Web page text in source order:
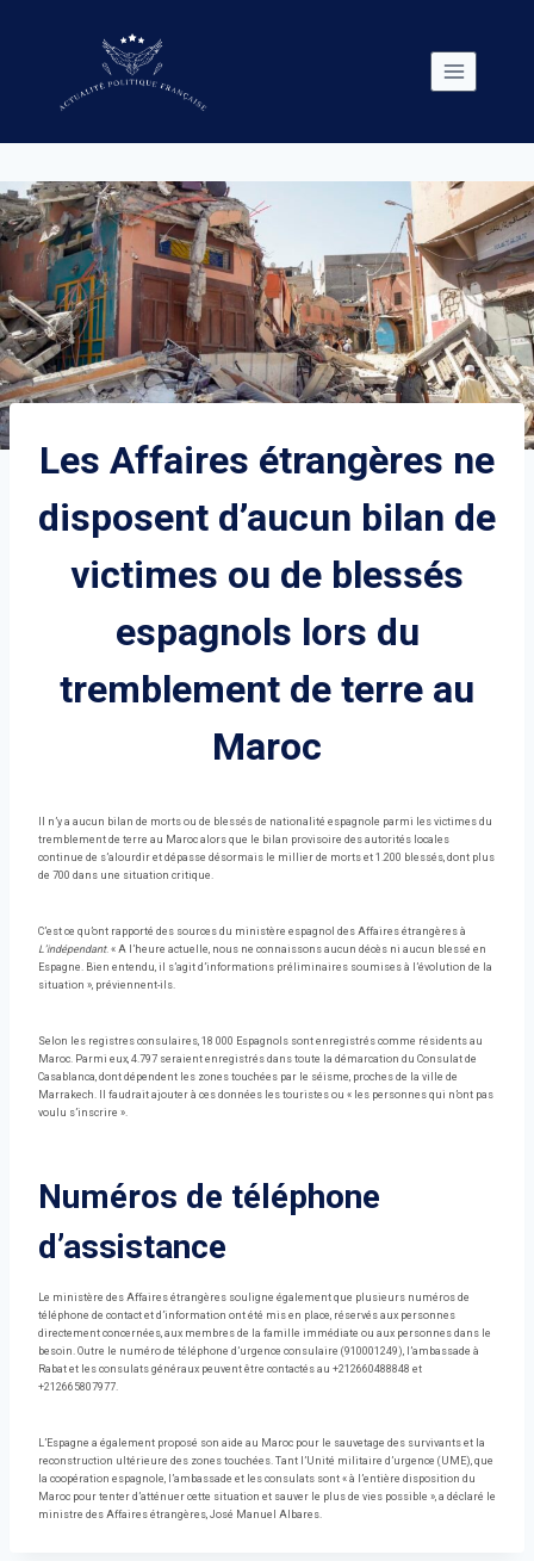
Les Affaires étrangères ne
disposent d’aucun bilan de
victimes ou de blessés
espagnols lors du
tremblement de terre au
Maroc
Il n’y a aucun bilan de morts ou de blessés de nationalité espagnole parmi les victimes du
tremblement de terre au Maroc alors que le bilan provisoire des autorités locales
continue de s’alourdir et dépasse désormais le millier de morts et 1.200 blessés, dont plus
de 700 dans une situation critique.
C’est ce qu’ont rapporté des sources du ministère espagnol des Affaires étrangères à
L’indépendant. « A l’heure actuelle, nous ne connaissons aucun décès ni aucun blessé en
Espagne. Bien entendu, il s’agit d’informations préliminaires soumises à l’évolution de la
situation », préviennent-ils.
Selon les registres consulaires, 18 000 Espagnols sont enregistrés comme résidents au
Maroc. Parmi eux, 4.797 seraient enregistrés dans toute la démarcation du Consulat de
Casablanca, dont dépendent les zones touchées par le séisme, proches de la ville de
Marrakech. Il faudrait ajouter à ces données les touristes ou « les personnes qui n’ont pas
voulu s’inscrire ».
Numéros de téléphone
d’assistance
Le ministère des Affaires étrangères souligne également que plusieurs numéros de
téléphone de contact et d’information ont été mis en place, réservés aux personnes
directement concernées, aux membres de la famille immédiate ou aux personnes dans le
besoin. Outre le numéro de téléphone d’urgence consulaire (910001249), l’ambassade à
Rabat et les consulats généraux peuvent être contactés au +212660488848 et
+212665807977.
L’Espagne a également proposé son aide au Maroc pour le sauvetage des survivants et la
reconstruction ultérieure des zones touchées. Tant l’Unité militaire d’urgence (UME), que
la coopération espagnole, l’ambassade et les consulats sont « à l’entière disposition du
Maroc pour tenter d’atténuer cette situation et sauver le plus de vies possible », a déclaré le
ministre des Affaires étrangères, José Manuel Albares.